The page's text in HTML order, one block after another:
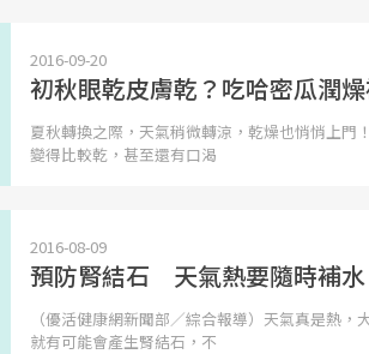
2016-09-20
初秋眼乾皮膚乾？吃哈密瓜潤
夏秋轉換之際，天氣稍微轉涼，乾燥也悄悄上門
變得比較乾，甚至還有口渴
2016-08-09
預防腎結石 天氣熱要隨時補水
（優活健康網新聞部／綜合報導）天氣真是熱，
就有可能會產生腎結石，不